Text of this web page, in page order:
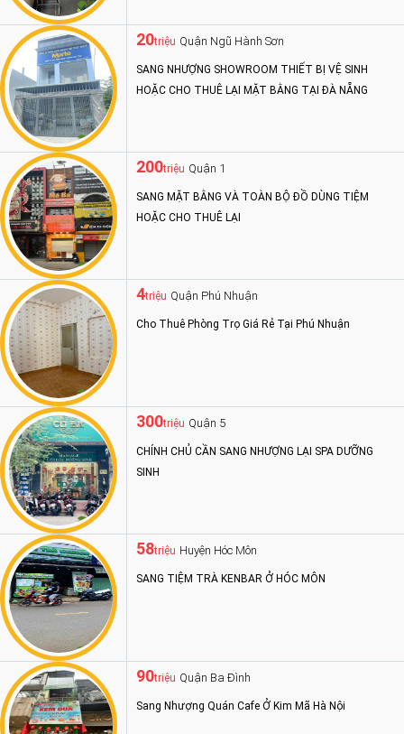
20triệu Quận Ngũ Hành Sơn
SANG NHƯỢNG SHOWROOM THIẾT BỊ VỆ SINH
HOẶC CHO THUÊ LẠI MẶT BẰNG TẠI ĐÀ NẴNG
200triệu Quận 1
SANG MẶT BẰNG VÀ TOÀN BỘ ĐỒ DÙNG TIỆM
HOẶC CHO THUÊ LẠI
4triệu Quận Phú Nhuận
Cho Thuê Phòng Trọ Giá Rẻ Tại Phú Nhuận
300triệu Quận 5
CHÍNH CHỦ CẦN SANG NHƯỢNG LẠI SPA DƯỠNG
SINH
58triệu Huyện Hóc Môn
SANG TIỆM TRÀ KENBAR Ở HÓC MÔN
90triệu Quận Ba Đình
Sang Nhượng Quán Cafe Ở Kim Mã Hà Nội